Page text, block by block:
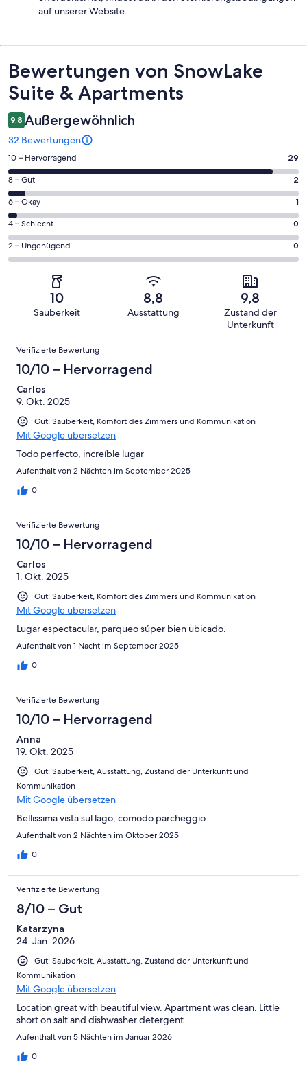
auf unserer Website.
Bewertungen
Bewertungen von SnowLake
Suite & Apartments
9,8 Außergewöhnlich
32 Bewertungen
29
von
insgesamt
32
Gästebewertungen
haben
eine
Bewertung
Hervorragend
10 – Hervorragend 29
2
von
insgesamt
32
Gästebewertungen
haben
Bewertung
8 – Gut 2
1
von
insgesamt
32
Gästebewertungen
Bewertung
Okay
6 – Okay 1
0
von
insgesamt
Gästebewertungen
Schlecht
4 – Schlecht 0
0
von
insgesamt
Gästebewertungen
haben
Bewertung
von
Ungenügend
2 – Ungenügend 0
10
Sauberkeit
8,8
Ausstattung
9,8
Zustand der
Unterkunft
Bewertungen
Verifizierte Bewertung
10/10 – Hervorragend
Carlos
9. Okt. 2025
Gut: Sauberkeit, Komfort des Zimmers und Kommunikation
Mit Google übersetzen
Todo perfecto, increíble lugar
Aufenthalt von 2 Nächten im September 2025
0
Verifizierte Bewertung
10/10 – Hervorragend
Carlos
1. Okt. 2025
Gut: Sauberkeit, Komfort des Zimmers und Kommunikation
Mit Google übersetzen
Lugar espectacular, parqueo súper bien ubicado.
Aufenthalt von 1 Nacht im September 2025
0
Verifizierte Bewertung
10/10 – Hervorragend
Anna
19. Okt. 2025
Gut: Sauberkeit, Ausstattung, Zustand der Unterkunft und
Kommunikation
Mit Google übersetzen
Bellissima vista sul lago, comodo parcheggio
Aufenthalt von 2 Nächten im Oktober 2025
0
Verifizierte Bewertung
8/10 – Gut
Katarzyna
24. Jan. 2026
Gut: Sauberkeit, Ausstattung, Zustand der Unterkunft und
Kommunikation
Mit Google übersetzen
Location great with beautiful view. Apartment was clean. Little
short on salt and dishwasher detergent
Aufenthalt von 5 Nächten im Januar 2026
0